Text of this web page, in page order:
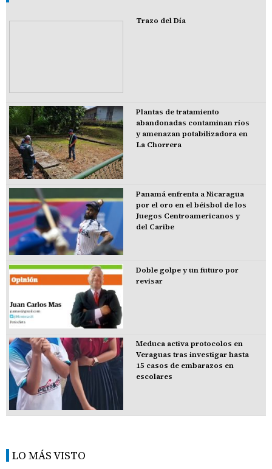
Trazo del Día
Plantas de tratamiento
abandonadas contaminan ríos
y amenazan potabilizadora en
La Chorrera
Panamá enfrenta a Nicaragua
por el oro en el béisbol de los
Juegos Centroamericanos y
del Caribe
Doble golpe y un futuro por
revisar
Meduca activa protocolos en
Veraguas tras investigar hasta
15 casos de embarazos en
escolares
LO MÁS VISTO